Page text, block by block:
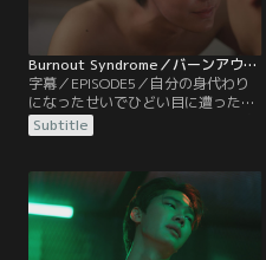
Burnout Syndrome／バーンアウト・シンドローム 第05話／字幕
字幕／EPISODE5／自分の身代わり
になったせいでひどい目に遭ったジ
ラが心配になったコー。バーまで追
いかけて行ったり、電話をかけた
りが収まらないジラはコーを拒絶す
るも、強引なコーに翻弄される。一
方、ピームもジラを案じて家まで訪
ねてくるが、コーの姿を見て…。
Subtitle